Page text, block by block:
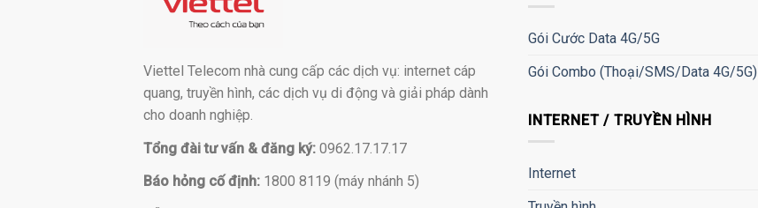
Viettel Telecom nhà cung cấp các dịch vụ: internet cáp
quang, truyền hình, các dịch vụ di động và giải pháp dành
cho doanh nghiệp.
Tổng đài tư vấn & đăng ký: 0962.17.17.17
Báo hỏng cố định: 1800 8119 (máy nhánh 5)
Gói Cước Data 4G/5G
Gói Combo (Thoại/SMS/Data 4G/5G)
INTERNET / TRUYỀN HÌNH
Internet